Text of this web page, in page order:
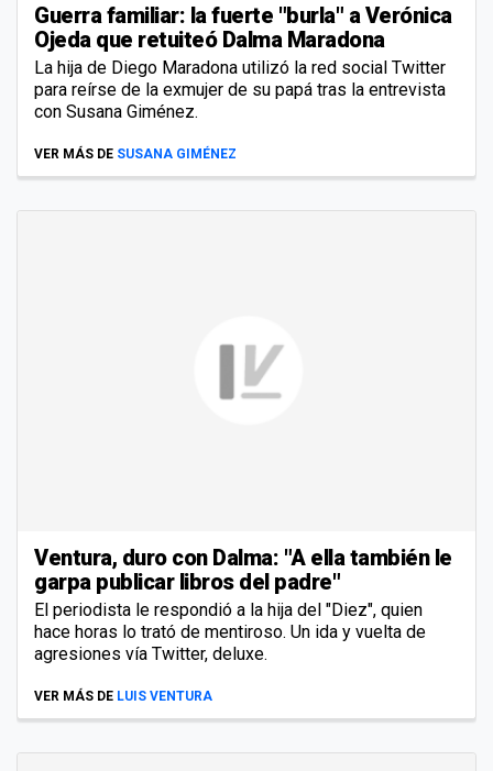
Guerra familiar: la fuerte "burla" a Verónica
Ojeda que retuiteó Dalma Maradona
La hija de Diego Maradona utilizó la red social Twitter
para reírse de la exmujer de su papá tras la entrevista
con Susana Giménez.
VER MÁS DE SUSANA GIMÉNEZ
Ventura, duro con Dalma: "A ella también le
garpa publicar libros del padre"
El periodista le respondió a la hija del "Diez", quien
hace horas lo trató de mentiroso. Un ida y vuelta de
agresiones vía Twitter, deluxe.
VER MÁS DE LUIS VENTURA